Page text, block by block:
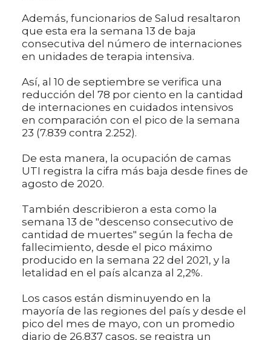
Además, funcionarios de Salud resaltaron
que esta era la semana 13 de baja
consecutiva del número de internaciones
en unidades de terapia intensiva.
Así, al 10 de septiembre se verifica una
reducción del 78 por ciento en la cantidad
de internaciones en cuidados intensivos
en comparación con el pico de la semana
23 (7.839 contra 2.252).
De esta manera, la ocupación de camas
UTI registra la cifra más baja desde fines de
agosto de 2020.
También describieron a esta como la
semana 13 de "descenso consecutivo de
cantidad de muertes" según la fecha de
fallecimiento, desde el pico máximo
producido en la semana 22 del 2021, y la
letalidad en el país alcanza al 2,2%.
Los casos están disminuyendo en la
mayoría de las regiones del país y desde el
pico del mes de mayo, con un promedio
diario de 26.837 casos, se registra un